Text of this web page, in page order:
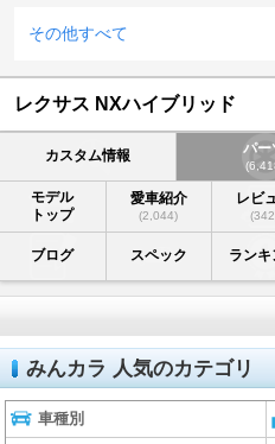
その他すべて
レクサス NXハイブリッド
カスタム情報 パー
モデル
トップ
愛車紹介
(2,044)
レビ
ブログ スペック ラン
みんカラ 人気のカテゴリ
車種別